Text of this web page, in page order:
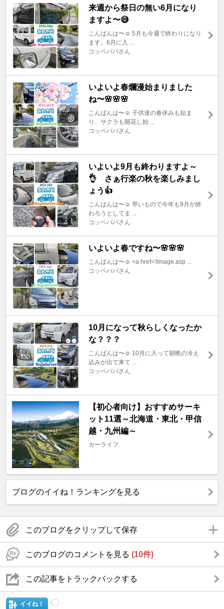
来週から祭日の無い6月になり
ますよ〜😅
こんばんは〜☺️ 5月も今週で終わりになり
ます。6月に入 ...
コッペパパさん
いよいよ春爛漫始まりました
ね〜🌸🌸🌸
こんばんは〜☺️ 子供達の春休みも始ま
り、サクラも開花し始 ...
コッペパパさん
いよいよ9月も終わりますよ～
👌 さぁ行楽の秋を楽しみまし
ょう👍
こんばんは〜☺️ 早いもので今年も9月が終
わろうとしてま ...
コッペパパさん
いよいよ春ですね〜🌸🌸🌸
こんばんは〜☺️ <a href='/image.asp ...
コッペパパさん
10月になって秋らしくなったか
な？？？
こんばんは〜☺️ 10月に入って朝晩の冷え
込みが出て来て ...
コッペパパさん
【初心者向け】おすすめサーキ
ット11選～北海道・東北・甲信
越・九州編～
カーライフ
ブログのイイね！ランキングを見る
このブログをクリップして保存
このブログのコメントを見る (10件)
この記事をトラックバックする
イイね！